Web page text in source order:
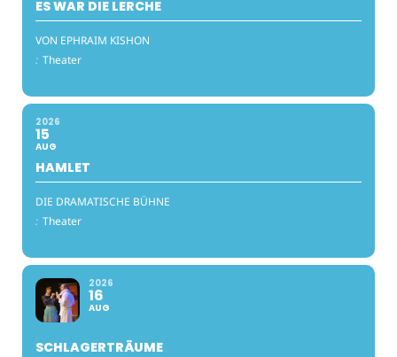
ES WAR DIE LERCHE
VON EPHRAIM KISHON
: Theater
2026
15
AUG
HAMLET
DIE DRAMATISCHE BÜHNE
: Theater
2026
16
AUG
SCHLAGERTRÄUME